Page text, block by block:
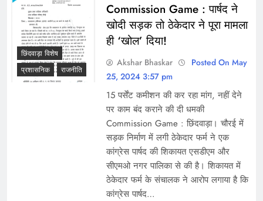
छिंदवाड़ा विशेष
प्रशासनिक
राजनीति
Commission Game : पार्षद ने
खोदी सड़क तो ठेकेदार ने पूरा मामला
ही ‘खोल’ दिया!
Akshar Bhaskar
Posted On May
25, 2024 3:57 pm
15 पर्सेंट कमीशन की कर रहा मांग, नहीं देने
पर काम बंद कराने की दी धमकी
Commission Game : छिंदवाड़ा। चौरई में
सड़क निर्माण में लगी ठेकेदार फर्म ने एक
कांग्रेस पार्षद की शिकायत एसडीएम और
सीएमओ नगर पालिका से की है। शिकायत में
ठेकेदार फर्म के संचालक ने आरोप लगाया है कि
कांग्रेस पार्षद…